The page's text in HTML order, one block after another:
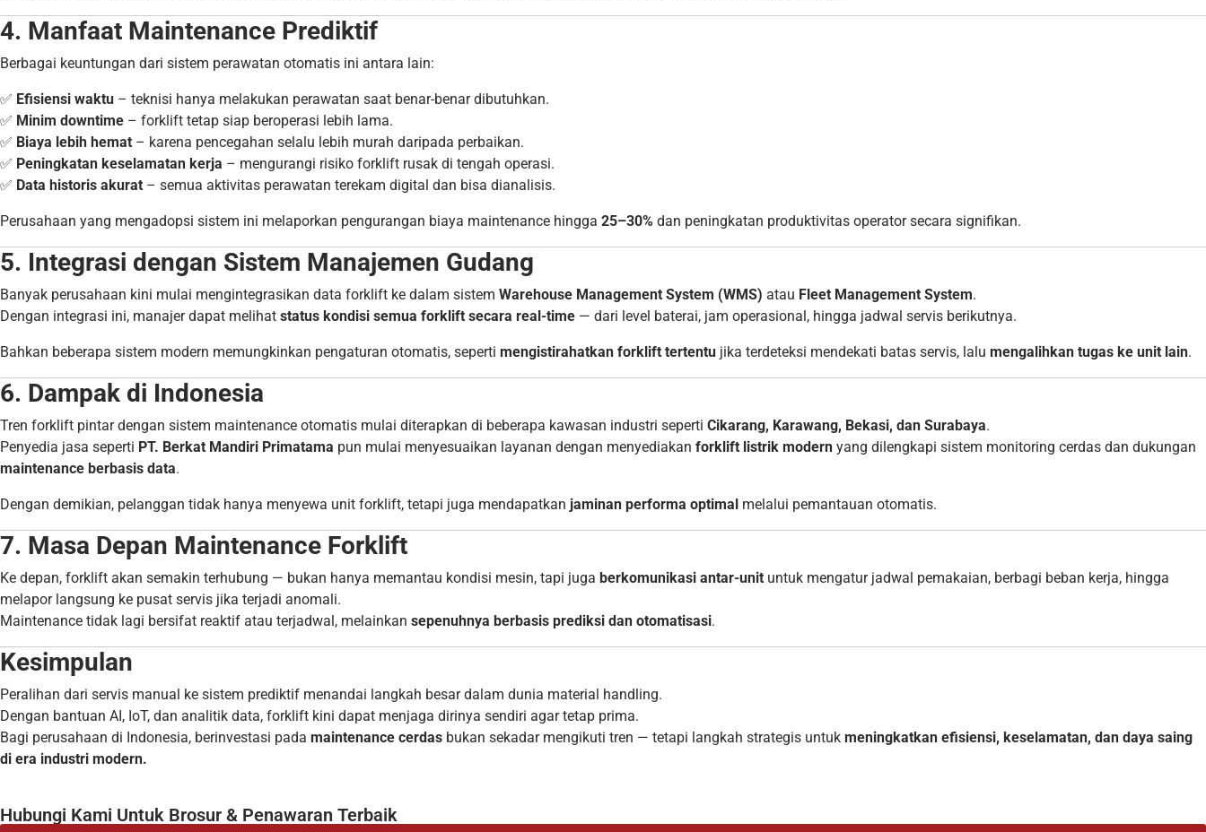
4. Manfaat Maintenance Prediktif
Berbagai keuntungan dari sistem perawatan otomatis ini antara lain:
✅ Efisiensi waktu – teknisi hanya melakukan perawatan saat benar-benar dibutuhkan.
✅ Minim downtime – forklift tetap siap beroperasi lebih lama.
✅ Biaya lebih hemat – karena pencegahan selalu lebih murah daripada perbaikan.
✅ Peningkatan keselamatan kerja – mengurangi risiko forklift rusak di tengah operasi.
✅ Data historis akurat – semua aktivitas perawatan terekam digital dan bisa dianalisis.
Perusahaan yang mengadopsi sistem ini melaporkan pengurangan biaya maintenance hingga 25–30% dan peningkatan produktivitas operator secara signifikan.
5. Integrasi dengan Sistem Manajemen Gudang
Banyak perusahaan kini mulai mengintegrasikan data forklift ke dalam sistem Warehouse Management System (WMS) atau Fleet Management System.
Dengan integrasi ini, manajer dapat melihat status kondisi semua forklift secara real-time — dari level baterai, jam operasional, hingga jadwal servis berikutnya.
Bahkan beberapa sistem modern memungkinkan pengaturan otomatis, seperti mengistirahatkan forklift tertentu jika terdeteksi mendekati batas servis, lalu mengalihkan tugas ke unit lain.
6. Dampak di Indonesia
Tren forklift pintar dengan sistem maintenance otomatis mulai diterapkan di beberapa kawasan industri seperti Cikarang, Karawang, Bekasi, dan Surabaya.
Penyedia jasa seperti PT. Berkat Mandiri Primatama pun mulai menyesuaikan layanan dengan menyediakan forklift listrik modern yang dilengkapi sistem monitoring cerdas dan dukungan
maintenance berbasis data.
Dengan demikian, pelanggan tidak hanya menyewa unit forklift, tetapi juga mendapatkan jaminan performa optimal melalui pemantauan otomatis.
7. Masa Depan Maintenance Forklift
Ke depan, forklift akan semakin terhubung — bukan hanya memantau kondisi mesin, tapi juga berkomunikasi antar-unit untuk mengatur jadwal pemakaian, berbagi beban kerja, hingga
melapor langsung ke pusat servis jika terjadi anomali.
Maintenance tidak lagi bersifat reaktif atau terjadwal, melainkan sepenuhnya berbasis prediksi dan otomatisasi.
Kesimpulan
Peralihan dari servis manual ke sistem prediktif menandai langkah besar dalam dunia material handling.
Dengan bantuan AI, IoT, dan analitik data, forklift kini dapat menjaga dirinya sendiri agar tetap prima.
Bagi perusahaan di Indonesia, berinvestasi pada maintenance cerdas bukan sekadar mengikuti tren — tetapi langkah strategis untuk meningkatkan efisiensi, keselamatan, dan daya saing
di era industri modern.
Hubungi Kami Untuk Brosur & Penawaran Terbaik